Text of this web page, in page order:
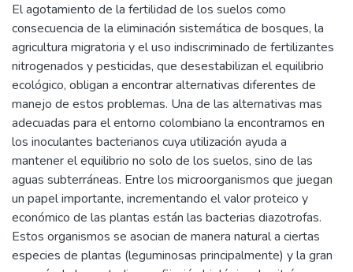
El agotamiento de la fertilidad de los suelos como
consecuencia de la eliminación sistemática de bosques, la
agricultura migratoria y el uso indiscriminado de fertilizantes
nitrogenados y pesticidas, que desestabilizan el equilibrio
ecológico, obligan a encontrar alternativas diferentes de
manejo de estos problemas. Una de las alternativas mas
adecuadas para el entorno colombiano la encontramos en
los inoculantes bacterianos cuya utilización ayuda a
mantener el equilibrio no solo de los suelos, sino de las
aguas subterráneas. Entre los microorganismos que juegan
un papel importante, incrementando el valor proteico y
económico de las plantas están las bacterias diazotrofas.
Estos organismos se asocian de manera natural a ciertas
especies de plantas (leguminosas principalmente) y la gran